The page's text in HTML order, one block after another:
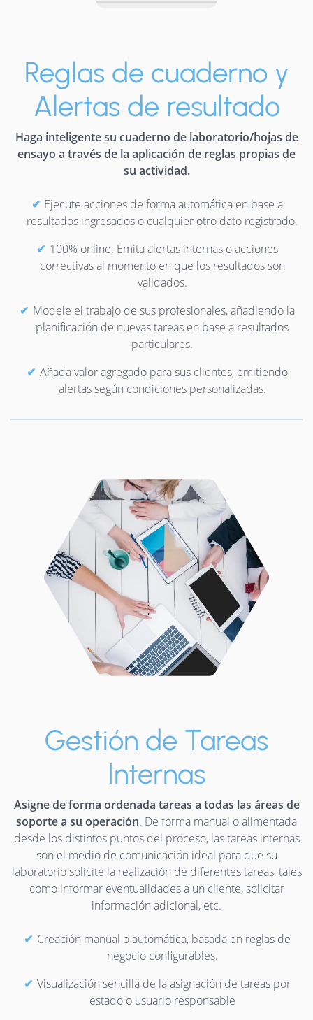
Reglas de cuaderno y
Alertas de resultado
Haga inteligente su cuaderno de laboratorio/hojas de
ensayo a través de la aplicación de reglas propias de
su actividad.
Ejecute acciones de forma automática en base a
resultados ingresados o cualquier otro dato registrado.
100% online: Emita alertas internas o acciones
correctivas al momento en que los resultados son
validados.
Modele el trabajo de sus profesionales, añadiendo la
planificación de nuevas tareas en base a resultados
particulares.
Añada valor agregado para sus clientes, emitiendo
alertas según condiciones personalizadas.
Gestión de Tareas
Internas
Asigne de forma ordenada tareas a todas las áreas de
soporte a su operación. De forma manual o alimentada
desde los distintos puntos del proceso, las tareas internas
son el medio de comunicación ideal para que su
laboratorio solicite la realización de diferentes tareas, tales
como informar eventualidades a un cliente, solicitar
información adicional, etc.
Creación manual o automática, basada en reglas de
negocio configurables.
Visualización sencilla de la asignación de tareas por
estado o usuario responsable